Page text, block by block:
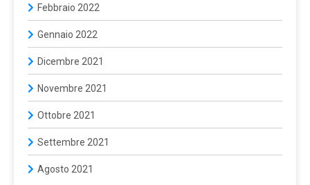
Febbraio 2022
Gennaio 2022
Dicembre 2021
Novembre 2021
Ottobre 2021
Settembre 2021
Agosto 2021